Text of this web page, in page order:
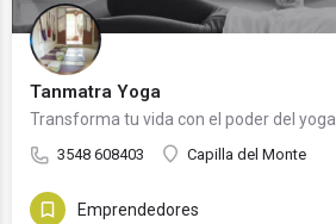
Tanmatra Yoga
Transforma tu vida con el poder del yoga
3548 608403 Capilla del Monte
Emprendedores